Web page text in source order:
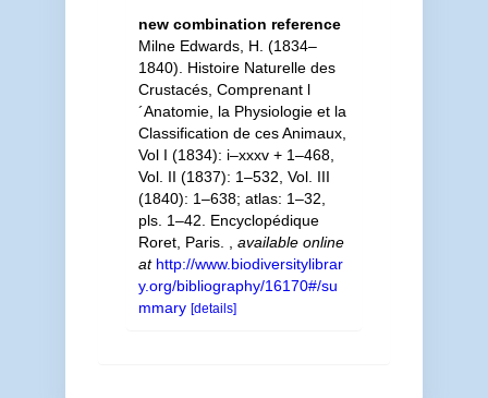
new combination reference
Milne Edwards, H. (1834–
1840). Histoire Naturelle des
Crustacés, Comprenant l
´Anatomie, la Physiologie et la
Classification de ces Animaux,
Vol I (1834): i–xxxv + 1–468,
Vol. II (1837): 1–532, Vol. III
(1840): 1–638; atlas: 1–32,
pls. 1–42. Encyclopédique
Roret, Paris.
available online
at http://www.biodiversitylibrar
y.org/bibliography/16170#/su
mmary [details]